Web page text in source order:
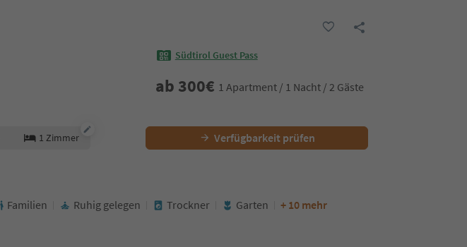
Südtirol Guest Pass
ab 300€ 1 Apartment / 1 Nacht / 2 Gäste
1 Zimmer Verfügbarkeit prüfen
Familien Ruhig gelegen Trockner Garten + 10 mehr